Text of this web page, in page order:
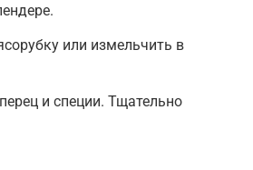
или измельчить в
и специи. Тщательно